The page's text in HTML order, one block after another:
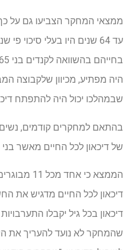
עד 64 שנים היו בעלי סיכוי
היה מפתיע, מכיוון שלקבוצה
שבמהלכו יכול היה להתפתח
בהתאם למחקרים קודמים,
של דיכאון לכל החיים מאשר בני גילם (11.6%
הממצא כי
דיכאון לכל החיים מדגיש את
דיכאון בכל גיל יקבלו
שהמחקר לא נועד להעריך את